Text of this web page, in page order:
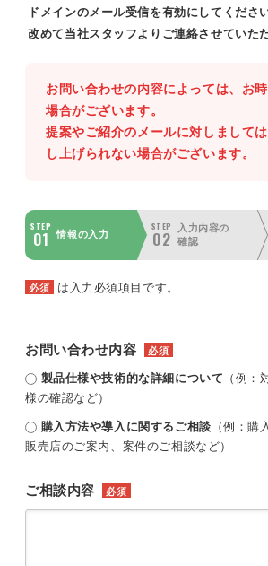
ドメインのメール受信を有効にしてください
改めて当社スタッフよりご連絡させていた
お問い合わせの内容によっては、お
場合がございます。
提案やご紹介のメールに対しまして
し上げられない場合がございます。
STEP
01 情報の入力
STEP
02
入力内容の
確認
必須 は入力必須項目です。
お問い合わせ内容 必須
製品仕様や技術的な詳細について （例：
様の確認など）
購入方法や導入に関するご相談 （例：購
販売店のご案内、案件のご相談など）
ご相談内容 必須